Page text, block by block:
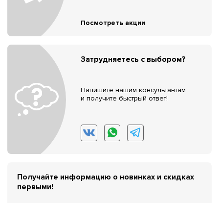
Посмотреть акции
Затрудняетесь с выбором?
Напишите нашим консультантам
и получите быстрый ответ!
Получайте информацию о новинках и скидках
первыми!